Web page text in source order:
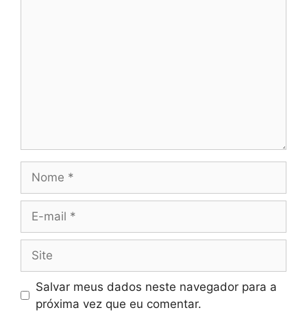
Salvar meus dados neste navegador para a
próxima vez que eu comentar.